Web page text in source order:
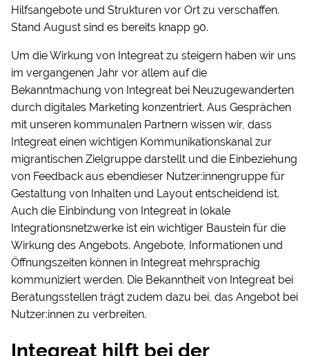
Hilfsangebote und Strukturen vor Ort zu verschaffen.
Stand August sind es bereits knapp 90.
Um die Wirkung von Integreat zu steigern haben wir uns
im vergangenen Jahr vor allem auf die
Bekanntmachung von Integreat bei Neuzugewanderten
durch digitales Marketing konzentriert. Aus Gesprächen
mit unseren kommunalen Partnern wissen wir, dass
Integreat einen wichtigen Kommunikationskanal zur
migrantischen Zielgruppe darstellt und die Einbeziehung
von Feedback aus ebendieser Nutzer:innengruppe für
Gestaltung von Inhalten und Layout entscheidend ist.
Auch die Einbindung von Integreat in lokale
Integrationsnetzwerke ist ein wichtiger Baustein für die
Wirkung des Angebots. Angebote, Informationen und
Öffnungszeiten können in Integreat mehrsprachig
kommuniziert werden. Die Bekanntheit von Integreat bei
Beratungsstellen trägt zudem dazu bei, das Angebot bei
Nutzer:innen zu verbreiten.
Integreat hilft bei der